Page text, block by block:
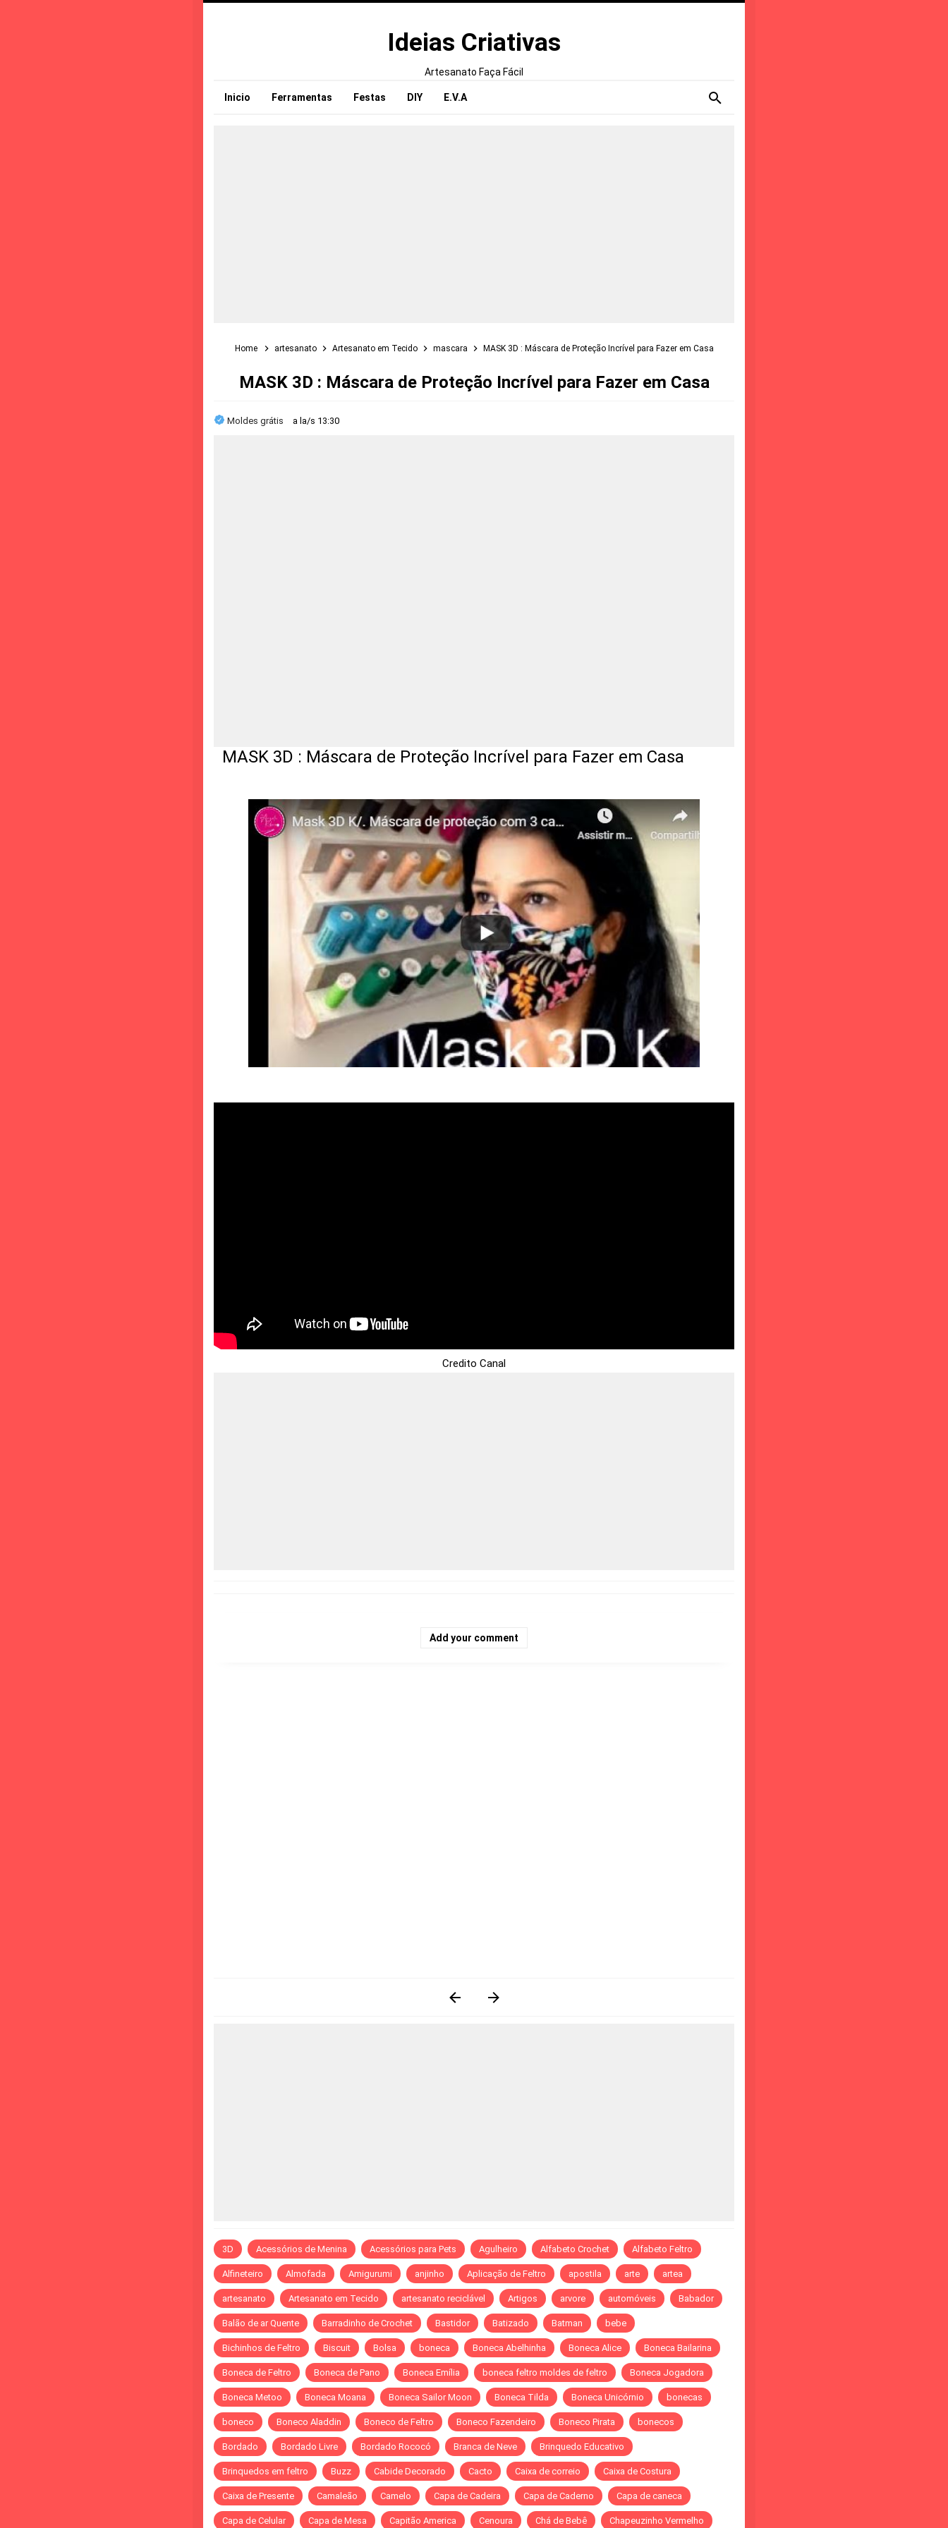
Ideias Criativas
Artesanato Faça Fácil
Inicio Ferramentas Festas DIY E.V.A
Home artesanato Artesanato em Tecido mascara MASK 3D : Máscara de Proteção Incrível para Fazer em Casa
MASK 3D : Máscara de Proteção Incrível para Fazer em Casa
Moldes grátis a la/s 13:30
MASK 3D : Máscara de Proteção Incrível para Fazer em Casa
Credito Canal
Add your comment
3D Acessórios de Menina Acessórios para Pets Agulheiro Alfabeto Crochet Alfabeto Feltro
Alfineteiro Almofada Amigurumi anjinho Aplicação de Feltro apostila arte artea
artesanato Artesanato em Tecido artesanato reciclável Artigos arvore automóveis Babador
Balão de ar Quente Barradinho de Crochet Bastidor Batizado Batman bebe
Bichinhos de Feltro Biscuit Bolsa boneca Boneca Abelhinha Boneca Alice Boneca Bailarina
Boneca de Feltro Boneca de Pano Boneca Emília boneca feltro moldes de feltro Boneca Jogadora
Boneca Metoo Boneca Moana Boneca Sailor Moon Boneca Tilda Boneca Unicórnio bonecas
boneco Boneco Aladdin Boneco de Feltro Boneco Fazendeiro Boneco Pirata bonecos
Bordado Bordado Livre Bordado Rococó Branca de Neve Brinquedo Educativo
Brinquedos em feltro Buzz Cabide Decorado Cacto Caixa de correio Caixa de Costura
Caixa de Presente Camaleão Camelo Capa de Cadeira Capa de Caderno Capa de caneca
Capa de Celular Capa de Mesa Capitão America Cenoura Chá de Bebê Chapeuzinho Vermelho